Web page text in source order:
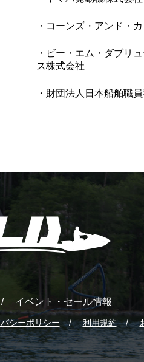
コーンズ・アンド・
ビー・エム・ダブリ
ス株式会社
財団法人日本船舶職
イベント・セール情報
シーポリシー 利用規約